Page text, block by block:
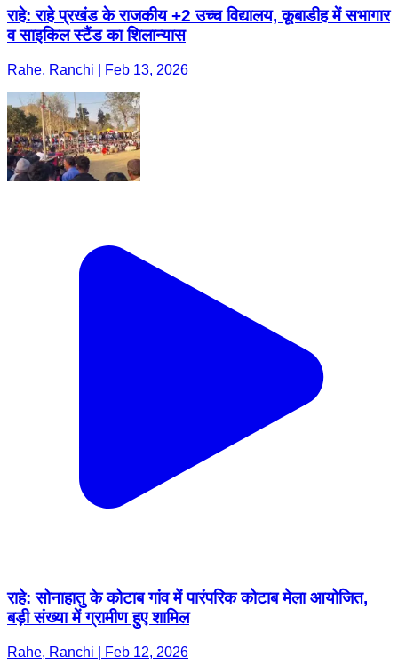
राहे: राहे प्रखंड के राजकीय +2 उच्च विद्यालय, कूबाडीह में सभागार
व साइकिल स्टैंड का शिलान्यास
Rahe, Ranchi | Feb 13, 2026
राहे: सोनाहातु के कोटाब गांव में पारंपरिक कोटाब मेला आयोजित,
बड़ी संख्या में ग्रामीण हुए शामिल
Rahe, Ranchi | Feb 12, 2026